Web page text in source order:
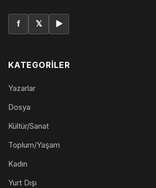
f 𝕏 ▶
KATEGORILER
Yazarlar
Dosya
Kültür/Sanat
Toplum/Yaşam
Kadın
Yurt Dışı